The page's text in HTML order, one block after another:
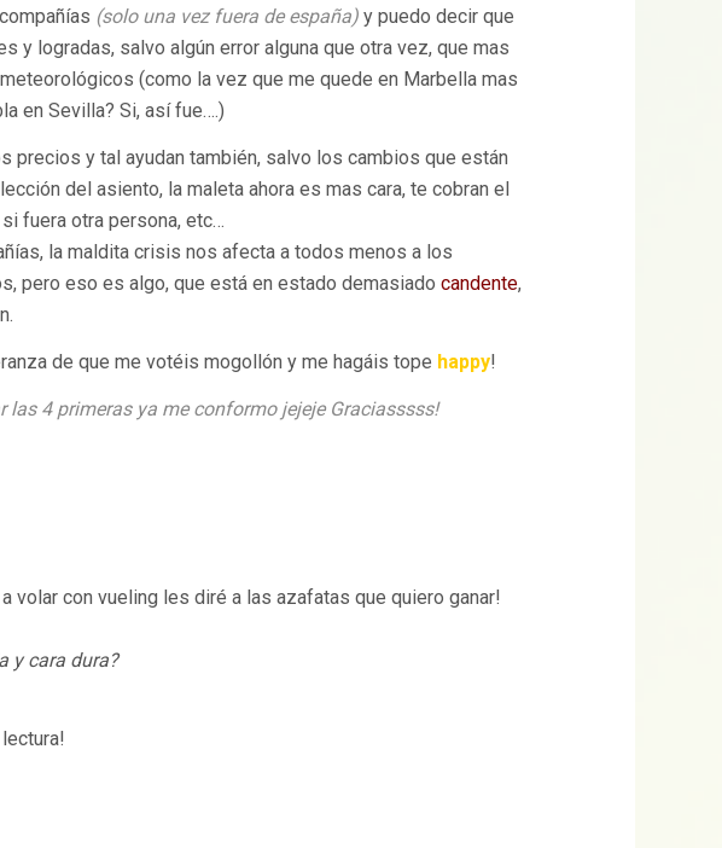
(solo una vez fuera de españa) y puedo decir que
y logradas, salvo algún error alguna que otra vez, que mas
(como la vez que me quede en Marbella mas
en Sevilla? Si, así fue….)
precios y tal ayudan también, salvo los cambios que están
del asiento, la maleta ahora es mas cara, te cobran el
fuera otra persona, etc…
la maldita crisis nos afecta a todos menos a los
pero eso es algo, que está en estado demasiado candente,
de que me votéis mogollón y me hagáis tope happy!
4 primeras ya me conformo jejeje Graciasssss!
volar con vueling les diré a las azafatas que quiero ganar!
y cara dura?